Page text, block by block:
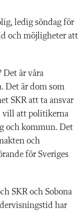
ledig söndag för
och möjligheter att
Det är våra
Det är dom som
SKR att ta ansvar
vill att politikerna
och kommun. Det
och
för Sveriges
SKR och Sobona
har